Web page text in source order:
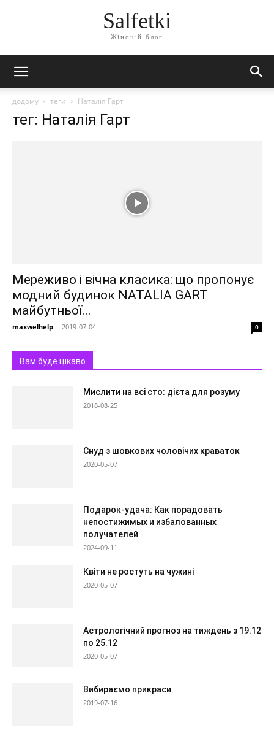
Salfetki
Жіночій блог
додому теги Наталія Гарт
тег: Наталія Гарт
Мереживо і вічна класика: що пропонує
модний будинок NATALIA GART
майбутньої...
maxwelhelp - 2019-07-04 0
Вам буде цікаво
Мислити на всі сто: дієта для розуму
2018-08-25
Снуд з шовкових чоловічих краваток
2020-05-07
Подарок-удача: Как порадовать
непостижимых и избалованных
получателей
2024-09-11
Квіти не ростуть на чужині
2020-05-07
Астрологічний прогноз на тиждень з 19.12
по 25.12
2020-05-07
Вибираємо прикраси
2019-07-16